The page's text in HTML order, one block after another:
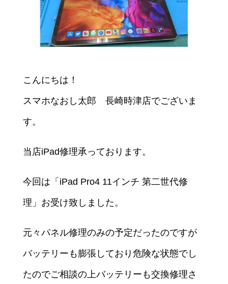
こんにちは！
スマホなおし太郎 長崎時津店でございま
す。
当店iPad修理承っております。
今回は「iPad Pro4 11インチ 第二世代修
理」お受け致しました。
元々パネル修理のみの予定だったのですが
バッテリーも膨張しており危険な状態でし
たのでご相談の上バッテリーも交換修理さ